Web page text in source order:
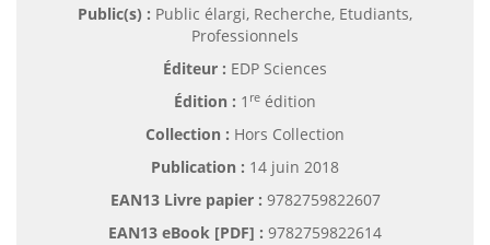
Public(s) : Public élargi, Recherche, Etudiants,
Professionnels
Éditeur : EDP Sciences
Édition : 1 re édition
Collection : Hors Collection
Publication : 14 juin 2018
EAN13 Livre papier : 9782759822607
EAN13 eBook [PDF] : 9782759822614